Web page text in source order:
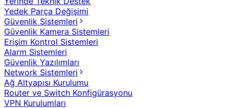
Yedek Parça Değişimi
Güvenlik Sistemleri
Güvenlik Kamera Sistemleri
Erişim Kontrol Sistemleri
Alarm Sistemleri
Güvenlik Yazılımları
Network Sistemleri
Ağ Altyapısı Kurulumu
Router ve Switch Konfigürasyonu
VPN Kurulumları